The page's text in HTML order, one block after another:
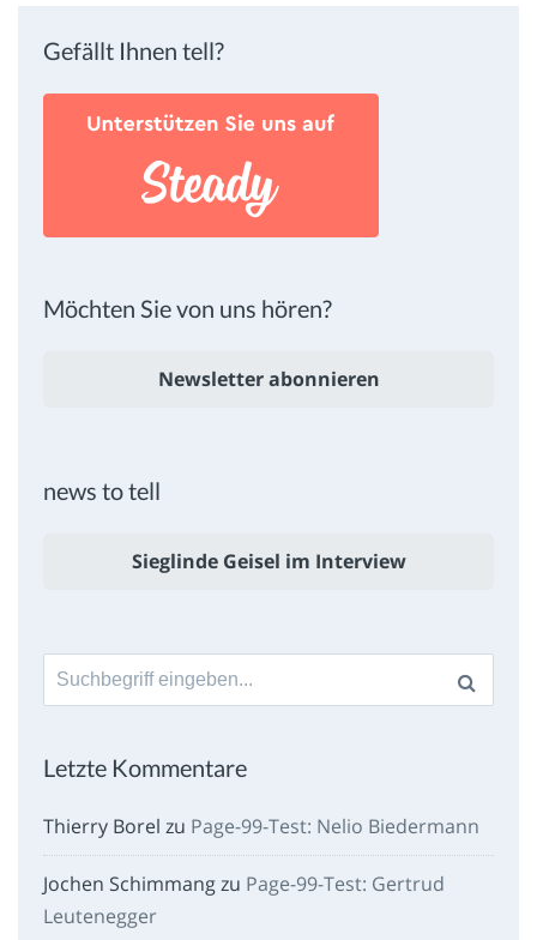
Gefällt Ihnen tell?
Möchten Sie von uns hören?
Newsletter abonnieren
news to tell
Sieglinde Geisel im Interview
Suche
nach:
Letzte Kommentare
Thierry Borel zu Page-99-Test: Nelio Biedermann
Jochen Schimmangzu Page-99-Test: Gertrud
Leutenegger